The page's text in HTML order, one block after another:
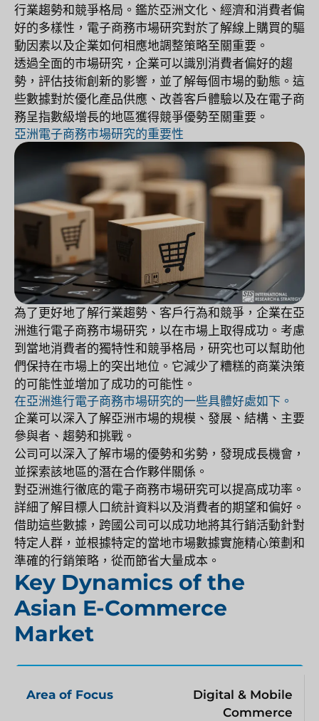
行業趨勢和競爭格局。鑑於亞洲文化、經濟和消費者偏
好的多樣性，電子商務市場研究對於了解線上購買的驅
動因素以及企業如何相應地調整策略至關重要。
透過全面的市場研究，企業可以識別消費者偏好的趨
勢，評估技術創新的影響，並了解每個市場的動態。這
些數據對於優化產品供應、改善客戶體驗以及在電子商
務呈指數級增長的地區獲得競爭優勢至關重要。
亞洲電子商務市場研究的重要性
為了更好地了解行業趨勢、客戶行為和競爭，企業在亞
洲進行電子商務市場研究，以在市場上取得成功。考慮
到當地消費者的獨特性和競爭格局，研究也可以幫助他
們保持在市場上的突出地位。它減少了糟糕的商業決策
的可能性並增加了成功的可能性。
在亞洲進行電子商務市場研究的一些具體好處如下。
企業可以深入了解亞洲市場的規模、發展、結構、主要
參與者、趨勢和挑戰。
公司可以深入了解市場的優勢和劣勢，發現成長機會，
並探索該地區的潛在合作夥伴關係。
對亞洲進行徹底的電子商務市場研究可以提高成功率。
詳細了解目標人口統計資料以及消費者的期望和偏好。
借助這些數據，跨國公司可以成功地將其行銷活動針對
特定人群，並根據特定的當地市場數據實施精心策劃和
準確的行銷策略，從而節省大量成本。
Key Dynamics of the
Asian E-Commerce
Market
Digital & Mobile
Commerce